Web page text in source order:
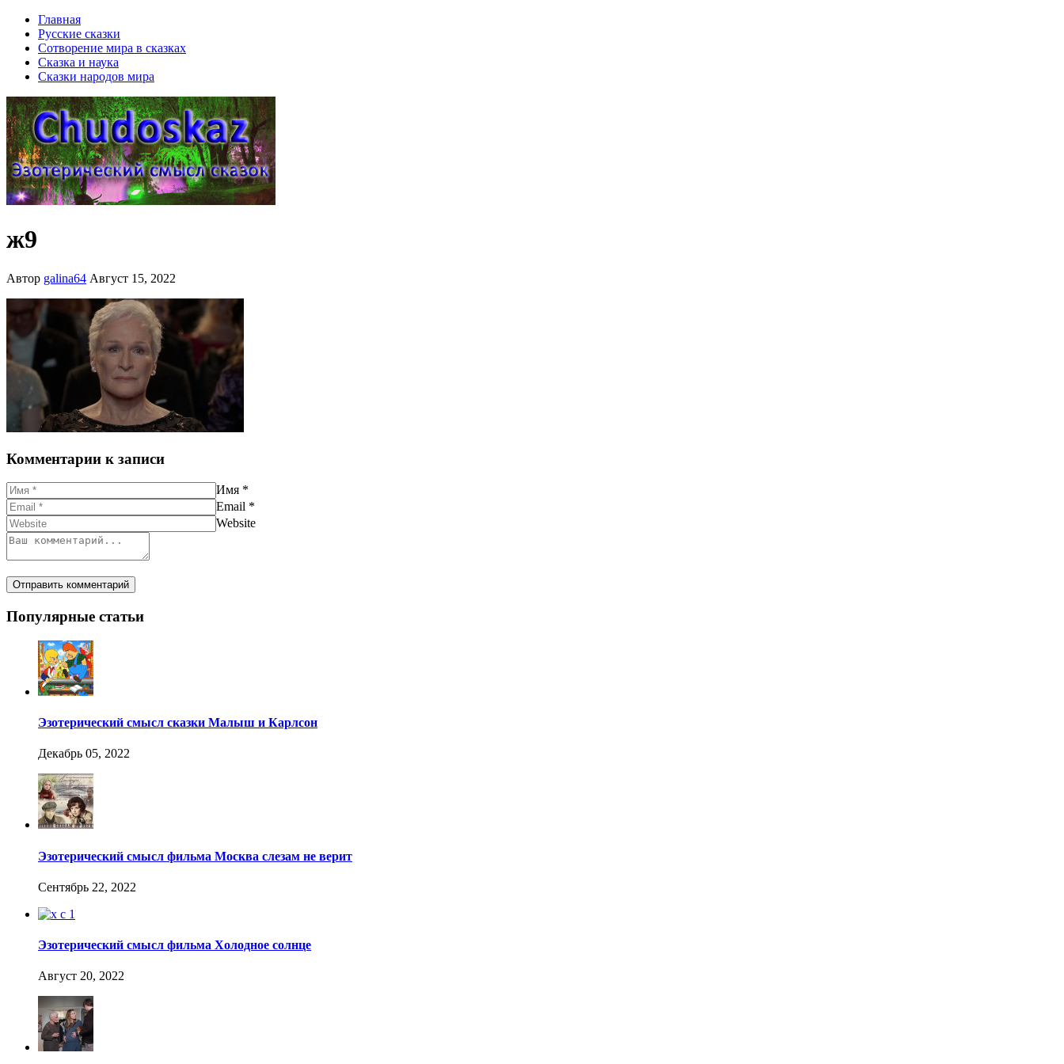
Главная
Русские сказки
Сотворение мира в сказках
Сказка и наука
Сказки народов мира
ж9
Автор galina64 Август 15, 2022
Комментарии к записи
Имя *
Email *
Website
Популярные статьи
Эзотерический смысл сказки Малыш и Карлсон
Декабрь 05, 2022
Эзотерический смысл фильма Москва слезам не верит
Сентябрь 22, 2022
Эзотерический смысл фильма Холодное солнце
Август 20, 2022